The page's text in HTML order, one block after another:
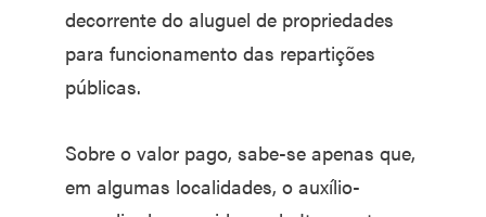
decorrente do aluguel de propriedades
para funcionamento das repartições
públicas.
Sobre o valor pago, sabe-se apenas que,
em algumas localidades, o auxílio-